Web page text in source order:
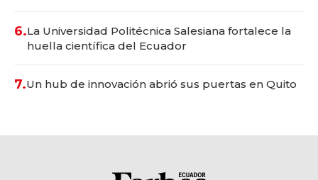
6.La Universidad Politécnica Salesiana fortalece la
huella científica del Ecuador
7.Un hub de innovación abrió sus puertas en Quito